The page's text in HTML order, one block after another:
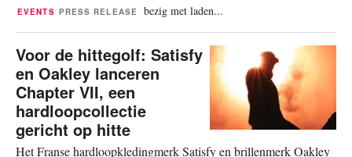
en 25 juli 2026 in De Hallen (Studio
2) in Amsterdam. De toegang is
gratis en zonder registratie. Ray-Ban
Red is geïnspireerd op de meest
herkenbare kleur van het merk en
verandert rood in een levende
uitdrukking van creativiteit, cultuur
en...
EVENTS PRESS RELEASE bezig met laden...
Voor de hittegolf: Satisfy
en Oakley lanceren
Chapter VII, een
hardloopcollectie
gericht op hitte
Het Franse hardloopkledingmerk Satisfy en brillenmerk Oakley